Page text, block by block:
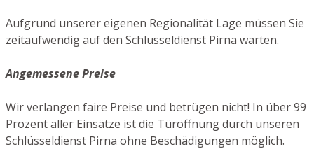
Aufgrund unserer eigenen Regionalität Lage müssen Sie
zeitaufwendig auf den Schlüsseldienst Pirna warten.
Angemessene Preise
Wir verlangen faire Preise und betrügen nicht! In über 99
Prozent aller Einsätze ist die Türöffnung durch unseren
Schlüsseldienst Pirna ohne Beschädigungen möglich.